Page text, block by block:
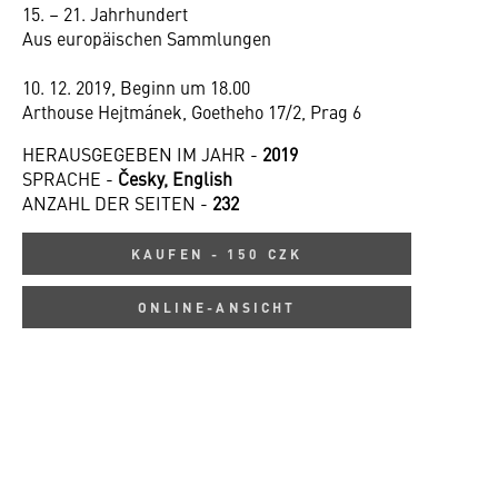
15. – 21. Jahrhundert
Aus europäischen Sammlungen
10. 12. 2019, Beginn um 18.00
Arthouse Hejtmánek, Goetheho 17/2, Prag 6
HERAUSGEGEBEN IM JAHR - 2019
SPRACHE - Česky, English
ANZAHL DER SEITEN - 232
KAUFEN - 150 CZK
ONLINE-ANSICHT